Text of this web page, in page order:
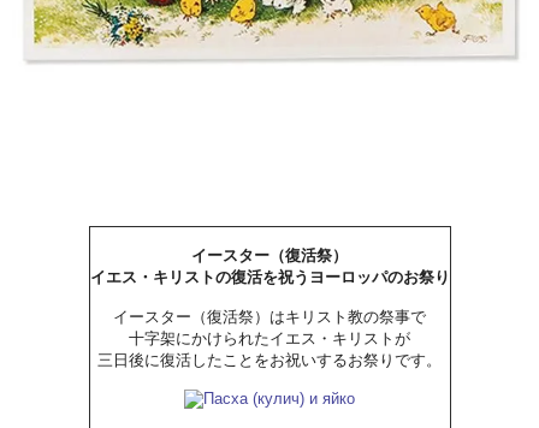
イースター（復活祭）
イエス・キリストの復活を祝うヨーロッパのお祭り
イースター（復活祭）はキリスト教の祭事で
十字架にかけられたイエス・キリストが
三日後に復活したことをお祝いするお祭りです。